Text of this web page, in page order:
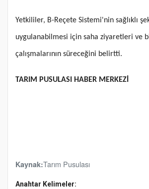
Yetkililer, B-Reçete Sistemi'nin sağlıklı
uygulanabilmesi için saha ziyaretleri ve
çalışmalarının süreceğini belirtti.
TARIM PUSULASI HABER MERKEZİ
Kaynak:Tarım Pusulası
Anahtar Kelimeler: